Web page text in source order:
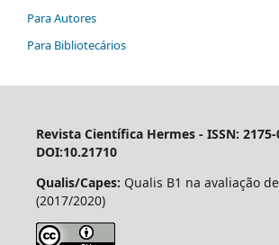
Para Autores
Para Bibliotecários
Revista Científica Hermes - ISSN:
DOI:10.21710
Qualis/Capes: Qualis B1 na avaliação
(2017/2020)